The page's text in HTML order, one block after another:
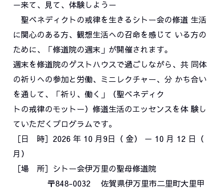
－来て、見て、体験しよう－
聖ベネディクトの戒律を生きるシトー会の修道 生活
に関心のある方、観想生活への召命を感じて いる方の
ために、「修道院の週末」が開催されます。
週末を修道院のゲストハウスで過ごしながら、共 同体
の祈りへの参加と労働、ミニレクチャー、分 かち合い
を通して、「祈り、働く」（聖ベネディク
トの戒律のモットー）修道生活のエッセンスを体 験し
ていただくプログラムです。
［日 時］2026 年 10 月9日（ 金） － 10 月 12 日（
月）
［場 所］シトー会伊万里の聖母修道院
〒848-0032 佐賀県伊万里市二里町大里甲